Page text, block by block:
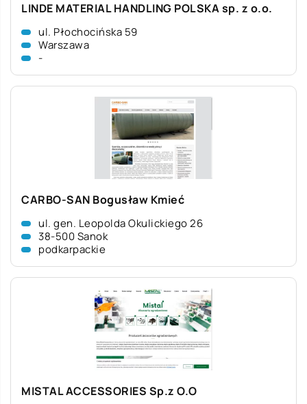
LINDE MATERIAL HANDLING POLSKA sp. z o.o.
ul. Płochocińska 59
Warszawa
-
CARBO-SAN Bogusław Kmieć
ul. gen. Leopolda Okulickiego 26
38-500 Sanok
podkarpackie
MISTAL ACCESSORIES Sp.z O.O